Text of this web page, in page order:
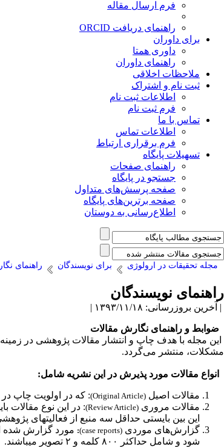
فرم ارسال مقاله
راهنمای دریافت ORCID
برای داوران
داوری همتا
راهنمای داوران
ملاحظات اخلاقی
ثبت نام و اشتراک
اطلاعات ثبت نام
فرم ثبت نام
تماس با ما
اطلاعات تماس
فرم برقراری ارتباط
تسهیلات پایگاه
راهنمای صفحات
جستجو در پایگاه
صفحه پرسش‌های متداول
صفحه برترین‌های پایگاه
اطلاع‌رسانی به دوستان
مجله تحقیقات در ارولوژی برای نویسندگان راهنمای
راهنمای نویسندگان
| آخرین بروزرسانی: ۱۳۹۳/۱۱/۱۸ |
ضوابط و راهنمای نگارش مقالات
این مجله با هدف چاپ و انتشار مقالات پژوهشی در
مشکلات، منتشر می‌گردد.
انواع مقالات مورد پذیرش در این نشریه شامل:
مقالات اصیل (Original Article): که در اولویت چاپ در مجله می‌باشد و شامل ۳۰۰۰ کلمه و حداکثر ۵
مقالات مروری (Review Article)
این بین بایستی حداقل سه منبع از فعالیت­های
گزارش‌های موردی (case reports)
:
شود و شامل حداکثر ۸۰۰ کلمه و ۲ تصویر می­باشند
.